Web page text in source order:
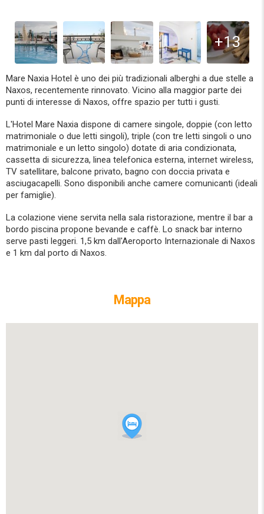
+13
Mare Naxia Hotel è uno dei più tradizionali alberghi a due stelle a
Naxos, recentemente rinnovato. Vicino alla maggior parte dei
punti di interesse di Naxos, offre spazio per tutti i gusti.
L'Hotel Mare Naxia dispone di camere singole, doppie (con letto
matrimoniale o due letti singoli), triple (con tre letti singoli o uno
matrimoniale e un letto singolo) dotate di aria condizionata,
cassetta di sicurezza, linea telefonica esterna, internet wireless,
TV satellitare, balcone privato, bagno con doccia privata e
asciugacapelli. Sono disponibili anche camere comunicanti (ideali
per famiglie).
La colazione viene servita nella sala ristorazione, mentre il bar a
bordo piscina propone bevande e caffè. Lo snack bar interno
serve pasti leggeri. 1,5 km dall'Aeroporto Internazionale di Naxos
e 1 km dal porto di Naxos.
Mappa